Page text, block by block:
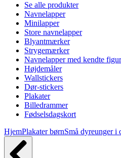
Se alle produkter
Navnelapper
Minilapper
Store navnelapper
Blyantmærker
Strygemærker
Navnelapper med kendte
Højdemåler
Wallstickers
Dør-stickers
Plakater
Billedrammer
Fødselsdagskort
HjemPlakater børnSmå dyreunger i